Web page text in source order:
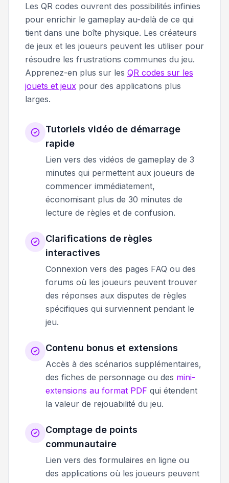
Les QR codes ouvrent des possibilités infinies
pour enrichir le gameplay au-delà de ce qui
tient dans une boîte physique. Les créateurs
de jeux et les joueurs peuvent les utiliser pour
résoudre les frustrations communes du jeu.
Apprenez-en plus sur les QR codes sur les
jouets et jeux pour des applications plus
larges.
Tutoriels vidéo de démarrage
rapide
Lien vers des vidéos de gameplay de 3
minutes qui permettent aux joueurs de
commencer immédiatement,
économisant plus de 30 minutes de
lecture de règles et de confusion.
Clarifications de règles
interactives
Connexion vers des pages FAQ ou des
forums où les joueurs peuvent trouver
des réponses aux disputes de règles
spécifiques qui surviennent pendant le
jeu.
Contenu bonus et extensions
Accès à des scénarios supplémentaires,
des fiches de personnage ou des mini-
extensions au format PDF qui étendent
la valeur de rejouabilité du jeu.
Comptage de points
communautaire
Lien vers des formulaires en ligne ou
des applications où les joueurs peuvent